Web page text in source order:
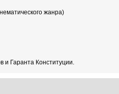
жанра)
и Гаранта Конституции.